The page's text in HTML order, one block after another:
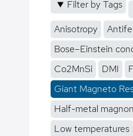
Filter by Tags
Anisotropy
Bose–Einstein
Co2MnSi
DMI
Giant Magneto
Half-metal
Low temperatures